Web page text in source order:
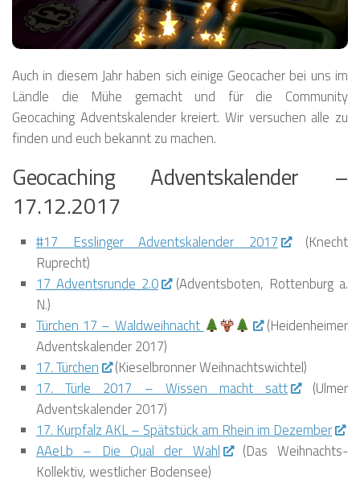
❅
❅
❅
❅
❅
❅
❅
❅
❅
❅
❅
❅
❅
Auch in diesem Jahr haben sich einige Geocacher bei uns im
Ländle die Mühe gemacht und für die Community
Geocaching Adventskalender kreiert. Wir versuchen alle zu
finden und euch bekannt zu machen.
Geocaching Adventskalender –
17.12.2017
#17 Esslinger Adventskalender 2017
(Knecht
Ruprecht)
17 Adventsrunde 2.0
(Adventsboten, Rottenburg a.
N.)
Türchen 17 – Waldweihnacht
(Heidenheimer
Adventskalender 2017)
17. Türchen
(Kieselbronner Weihnachtswichtel)
17. Türle 2017 – Wissen macht satt
(Ulmer
Adventskalender 2017)
17. Kurpfalz AKL – Spätstück am Rhein im Dezember
AAeLb – Die Qual der Wahl
(Das Weihnachts-
Kollektiv, westlicher Bodensee)